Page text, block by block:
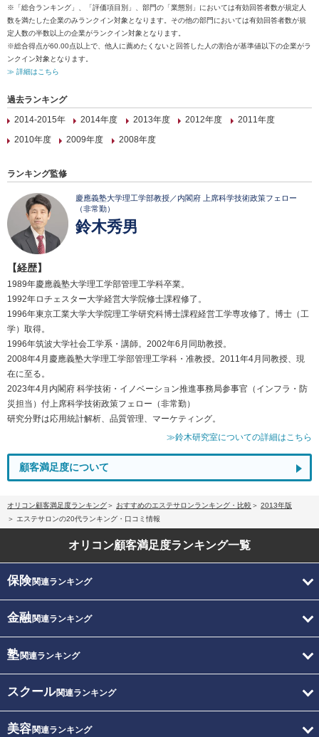
※「総合ランキング」、「評価項目別」、部門の「業態別」においては有効回答者数が規定人
数を満たした企業のみランクイン対象となります。その他の部門においては有効回答者数が規
定人数の半数以上の企業がランクイン対象となります。
※総合得点が60.00点以上で、他人に薦めたくないと回答した人の割合が基準値以下の企業がラ
ンクイン対象となります。
≫ 詳細はこちら
過去ランキング
2014-2015年
2014年度 2013年度 2012年度
2011年度
2010年度
2009年度 2008年度
ランキング監修
慶應義塾大学理工学部教授／内閣府 上席科学技術政策フェロー
（非常勤）
鈴木秀男
【経歴】
1989年慶應義塾大学理工学部管理工学科卒業。
1992年ロチェスター大学経営大学院修士課程修了。
1996年東京工業大学大学院理工学研究科博士課程経営工学専攻修了。博士（工
学）取得。
1996年筑波大学社会工学系・講師。2002年6月同助教授。
2008年4月慶應義塾大学理工学部管理工学科・准教授。2011年4月同教授、現
在に至る。
2023年4月内閣府 科学技術・イノベーション推進事務局参事官（インフラ・防
災担当）付上席科学技術政策フェロー（非常勤）
研究分野は応用統計解析、品質管理、マーケティング。
≫鈴木研究室についての詳細はこちら
顧客満足度について
オリコン顧客満足度ランキング おすすめのエステサロンランキング・比較
2013年版
エステサロンの20代ランキング・口コミ情報
オリコン顧客満足度ランキング一覧
保険関連ランキング
金融関連ランキング
塾関連ランキング
スクール関連ランキング
美容関連ランキング